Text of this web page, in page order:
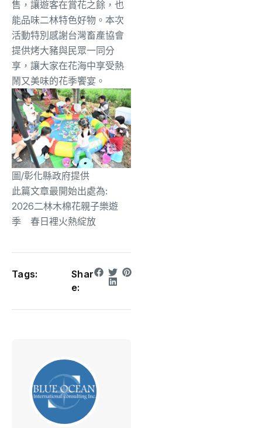
售，讓遊客在賞花之餘，也
能品味二林特色好物。本次
活動特別感謝台灣畜產協會
提供烤大豬與民眾一同分
享，讓大家在花海中享受熱
鬧又美味的花季饗宴。
圖/彰化縣政府提供
此篇文章最開始出處為:
2026二林木棉花親子樂遊
季 春日裡火熱綻放
Tags:
Shar
e: